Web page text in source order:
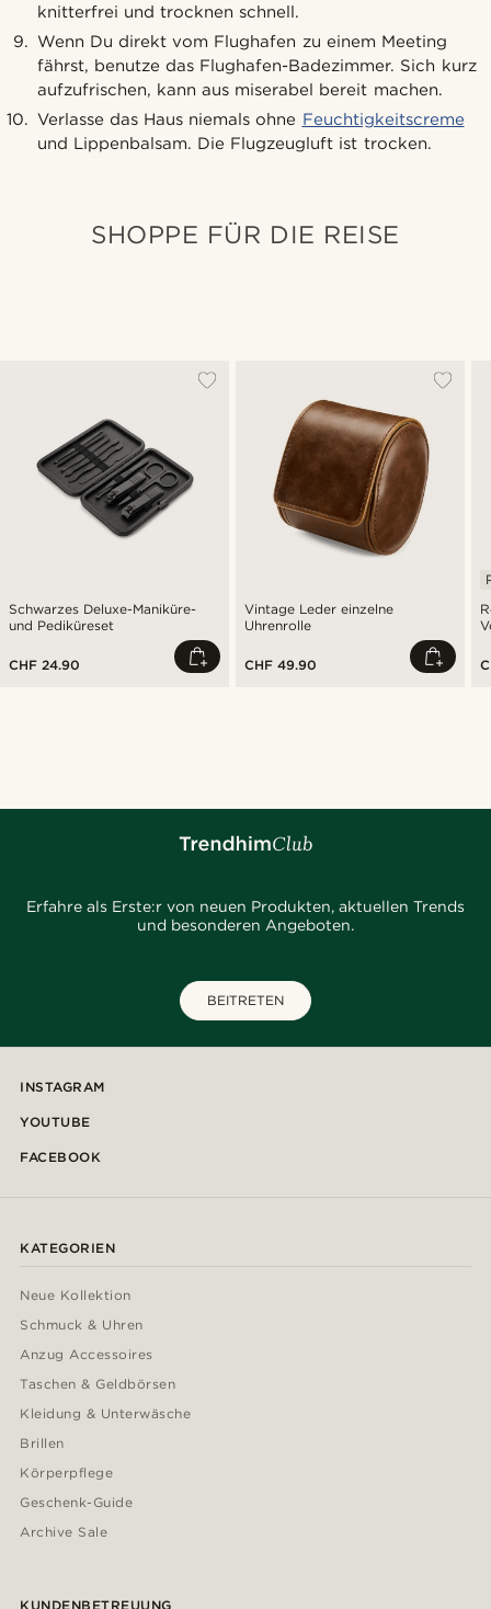
knitterfrei und trocknen schnell.
Wenn Du direkt vom Flughafen zu einem Meeting
fährst, benutze das Flughafen-Badezimmer. Sich kurz
aufzufrischen, kann aus miserabel bereit machen.
Verlasse das Haus niemals ohne Feuchtigkeitscreme
und Lippenbalsam. Die Flugzeugluft ist trocken.
SHOPPE FÜR DIE REISE
Schwarzes Deluxe-Maniküre-
und Pediküreset
CHF 24.90
Vintage Leder einzelne
Uhrenrolle
CHF 49.90
Erfahre als Erste:r von neuen Produkten, aktuellen Trends
und besonderen Angeboten.
BEITRETEN
INSTAGRAM
YOUTUBE
FACEBOOK
KATEGORIEN
Neue Kollektion
Schmuck & Uhren
Anzug Accessoires
Taschen & Geldbörsen
Kleidung & Unterwäsche
Brillen
Körperpflege
Geschenk-Guide
Archive Sale
KUNDENBETREUUNG